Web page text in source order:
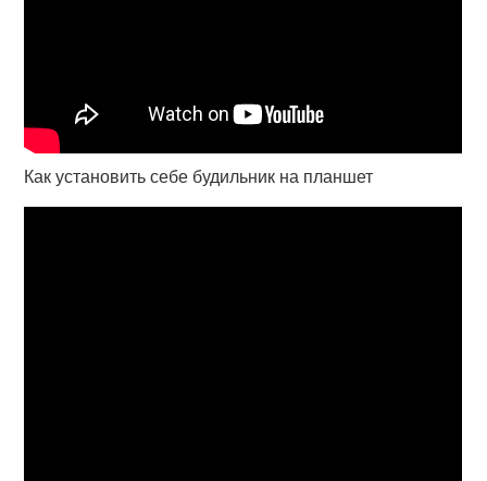
Как установить себе будильник на планшет